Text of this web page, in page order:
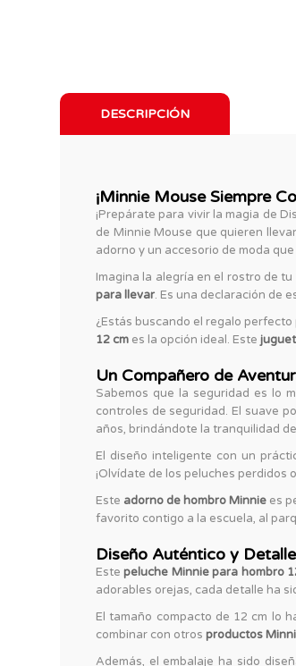
DESCRIPCIÓN
¡Minnie Mouse Siempre
¡Prepárate para vivir la magia de
de Minnie Mouse que quieren
adorno y un accesorio de moda
Imagina la alegría en el rostro de
para llevar. Es una declaración de
¿Estás buscando el regalo
12 cm es la opción ideal. Este
Un Compañero de
Sabemos que la seguridad es lo
controles de seguridad. El suave
años, brindándote la tranquilidad
El diseño inteligente con un
¡Olvídate de los peluches
Este adorno de hombro Minnie es
favorito contigo a la escuela, al
Diseño Auténtico y
Estepeluche Minnie para hombro
adorables orejas, cada detalle ha
El tamaño compacto de 12 cm lo
combinar con otros productos
Además, el embalaje ha sido